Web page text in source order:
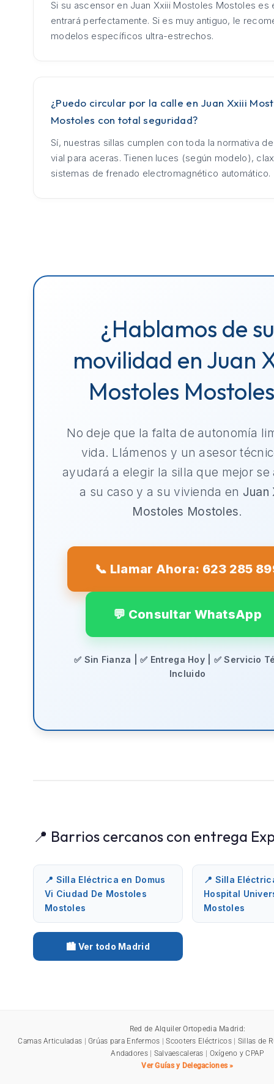
Si su ascensor en Juan Xxiii Mostoles Mostoles es
entrará perfectamente. Si es muy antiguo, le
modelos específicos ultra-estrechos.
¿Puedo circular por la calle en Juan Xxiii
Mostoles con total seguridad?
Sí, nuestras sillas cumplen con toda la normativa
vial para aceras. Tienen luces (según modelo),
sistemas de frenado electromagnético automático.
¿Hablamos de su
movilidad en Juan
Mostoles
No deje que la falta de autonomía
vida. Llámenos y un asesor
ayudará a elegir la silla que mejor se
a su caso y a su vivienda en Juan
Mostoles Mostoles.
📞 Llamar Ahora: 623 285
💬 Consultar WhatsApp
✅ Sin Fianza | ✅ Entrega Hoy | ✅ Servicio
Incluido
📍 Barrios cercanos con entrega
📍 Silla Eléctrica en Domus
Vi Ciudad De Mostoles
Mostoles
📍 Silla
Hospital
Mostoles
🏙️ Ver todo Madrid
Red de Alquiler Ortopedia Madrid:
Camas Articuladas |Grúas para Enfermos |Scooters Eléctricos| Sillas de
Andadores| Salvaescaleras | Oxígeno y CPAP
Ver Guías y Delegaciones »